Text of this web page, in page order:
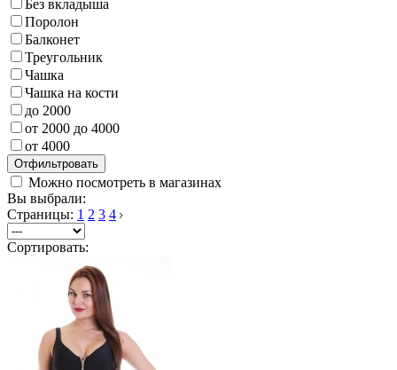
Без вкладыша
Поролон
Балконет
Треугольник
Чашка
Чашка на кости
до 2000
от 2000 до 4000
от 4000
Можно посмотреть в магазинах
Вы выбрали:
Страницы: 1 2 3 4
Сортировать: